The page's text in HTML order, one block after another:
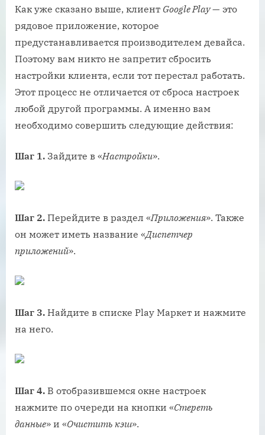
Как уже сказано выше, клиент Google Play— это
рядовое приложение, которое
предустанавливается производителем девайса.
Поэтому вам никто не запретит сбросить
настройки клиента, если тот перестал работать.
Этот процесс не отличается от сброса настроек
любой другой программы. А именно вам
необходимо совершить следующие действия:
Шаг 1. Зайдите в «Настройки».
Шаг 2. Перейдите в раздел «Приложения». Также
он может иметь название «Диспетчер
приложений».
Шаг 3. Найдите в списке Play Маркет и нажмите
на него.
Шаг 4. В отобразившемся окне настроек
нажмите по очереди на кнопки «Стереть
данные» и «Очистить кэш».